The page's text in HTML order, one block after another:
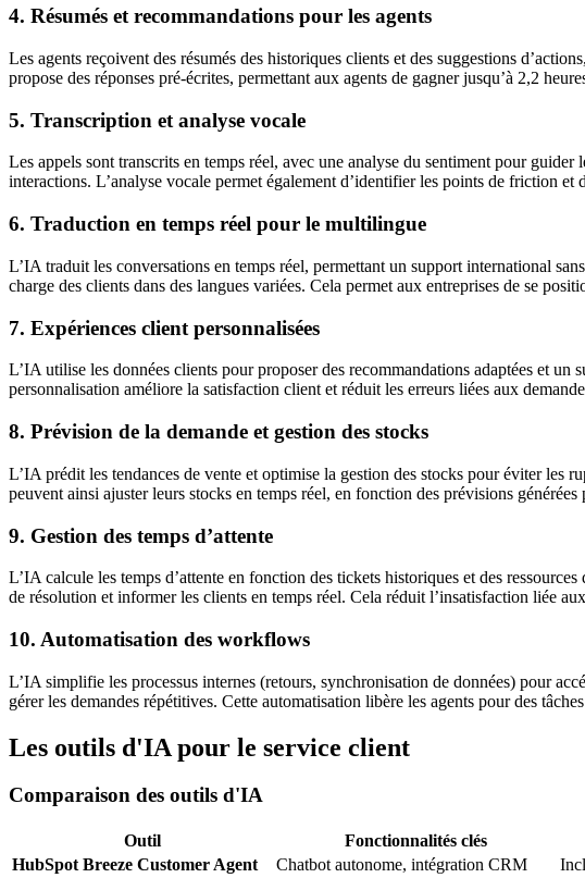
4. Résumés et recommandations pour les agents
Les agents reçoivent des résumés des historiques clients et des suggestions
propose des réponses pré-écrites, permettant aux agents de gagner jusqu’à 2,2
5. Transcription et analyse vocale
Les appels sont transcrits en temps réel, avec une analyse du sentiment pour
interactions. L’analyse vocale permet également d’identifier les points de friction et
6. Traduction en temps réel pour le multilingue
L’IA traduit les conversations en temps réel, permettant un support international
charge des clients dans des langues variées. Cela permet aux entreprises de se
7. Expériences client personnalisées
L’IA utilise les données clients pour proposer des recommandations adaptées et
personnalisation améliore la satisfaction client et réduit les erreurs liées aux
8. Prévision de la demande et gestion des stocks
L’IA prédit les tendances de vente et optimise la gestion des stocks pour éviter les
peuvent ainsi ajuster leurs stocks en temps réel, en fonction des prévisions générées
9. Gestion des temps d’attente
L’IA calcule les temps d’attente en fonction des tickets historiques et des
de résolution et informer les clients en temps réel. Cela réduit l’insatisfaction liée
10. Automatisation des workflows
L’IA simplifie les processus internes (retours, synchronisation de données) pour
gérer les demandes répétitives. Cette automatisation libère les agents pour des
Les outils d'IA pour le service client
Comparaison des outils d'IA
Outil Fonctionnalités clés
HubSpot Breeze Customer Agent
Chatbot autonome, intégration CRM